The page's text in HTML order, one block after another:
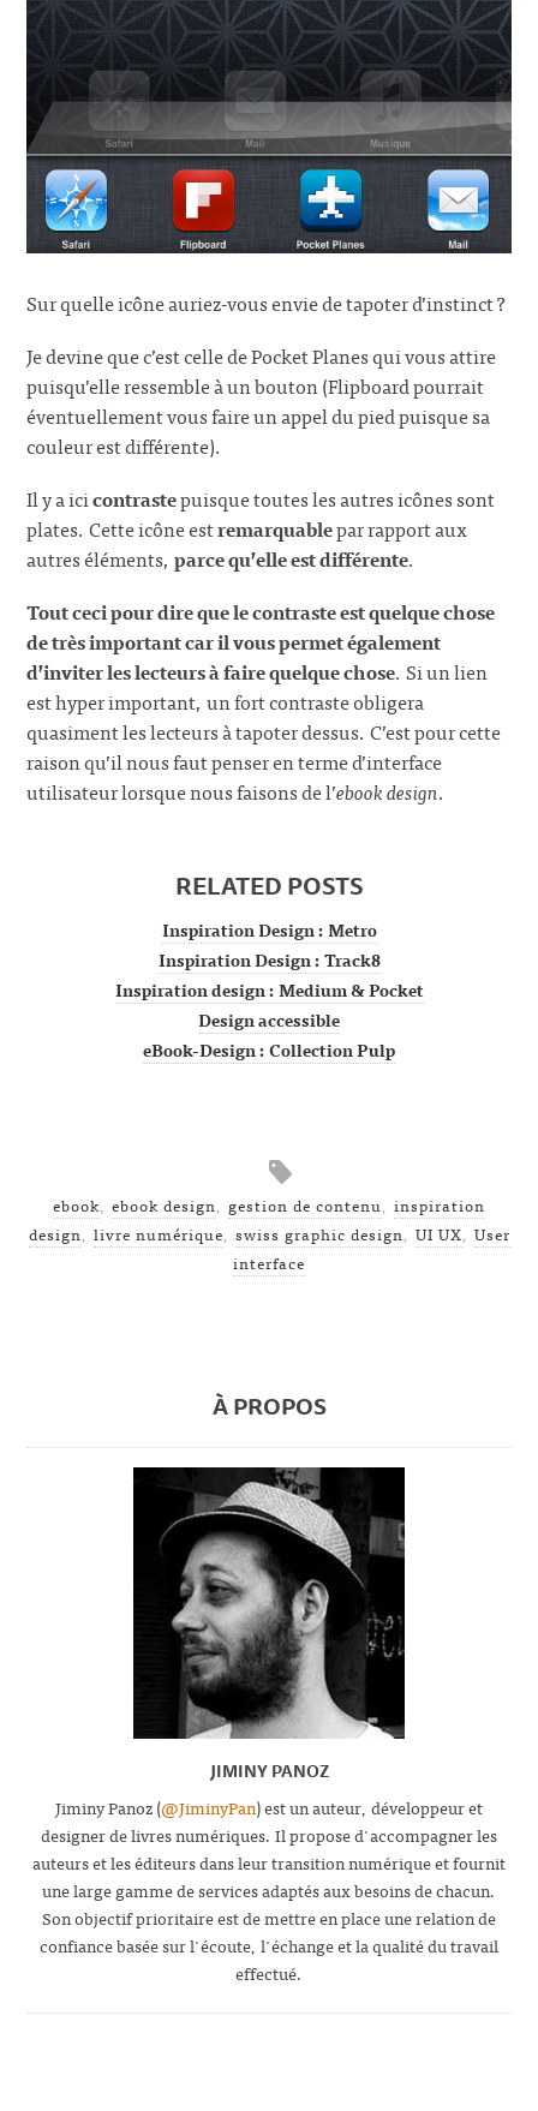
Sur quelle icône auriez-vous envie de tapoter d’instinct ?
Je devine que c’est celle de Pocket Planes qui vous attire
puisqu’elle ressemble à un bouton (Flipboard pourrait
éventuellement vous faire un appel du pied puisque sa
couleur est différente).
Il y a icicontrastepuisque toutes les autres icônes sont
plates. Cette icône estremarquablepar rapport aux
autres éléments,parce qu’elle est différente.
Tout ceci pour dire que le contraste est quelque chose
de très important car il vous permet également
d’inviter les lecteurs à faire quelque chose. Si un lien
est hyper important, un fort contraste obligera
quasiment les lecteurs à tapoter dessus. C’est pour cette
raison qu’il nous faut penser en terme d’interface
utilisateur lorsque nous faisons de l’ebook design.
RELATED POSTS
Inspiration Design : Metro
Inspiration Design : Track8
Inspiration design : Medium & Pocket
Design accessible
eBook-Design : Collection Pulp
ebook, ebook design, gestion de contenu, inspiration
design, livre numérique, swiss graphic design, UI UX, User
interface
À PROPOS
JIMINY PANOZ
Jiminy Panoz (@JiminyPan) est un auteur, développeur et
designer de livres numériques. Il propose d'accompagner les
auteurs et les éditeurs dans leur transition numérique et fournit
une large gamme de services adaptés aux besoins de chacun.
Son objectif prioritaire est de mettre en place une relation de
confiance basée sur l'écoute, l'échange et la qualité du travail
effectué.